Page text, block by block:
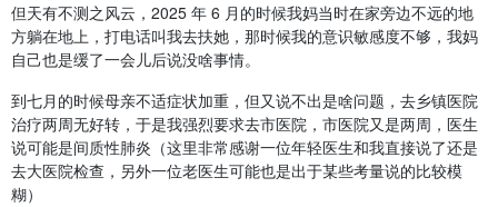
但天有不测之风云，2025 年 6 月的时候我妈当时在家旁边不远的地
方躺在地上，打电话叫我去扶她，那时候我的意识敏感度不够，我妈
自己也是缓了一会儿后说没啥事情。
到七月的时候母亲不适症状加重，但又说不出是啥问题，去乡镇医院
治疗两周无好转，于是我强烈要求去市医院，市医院又是两周，医生
说可能是间质性肺炎（这里非常感谢一位年轻医生和我直接说了还是
去大医院检查，另外一位老医生可能也是出于某些考量说的比较模
糊）